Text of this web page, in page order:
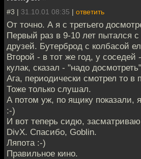
#3 | 31.10.01 08:35 | ответить
От точно. А я с третьего
Первый раз в 9-10 лет пытался
друзей. Бутерброд с колбасой
Второй - в тот же год, у
кулак, сказал - "надо
Ага, периодически смотрел то в
Тоже только слушал.
А потом уж, по ящику показали,
:-)
И вот теперь сидю,
DivX. Спасибо, Goblin.
Ляпота :-)
Правильное кино.